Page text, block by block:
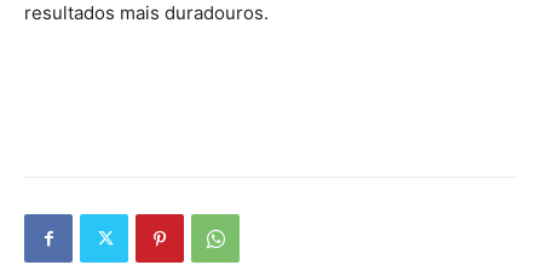
resultados mais duradouros.